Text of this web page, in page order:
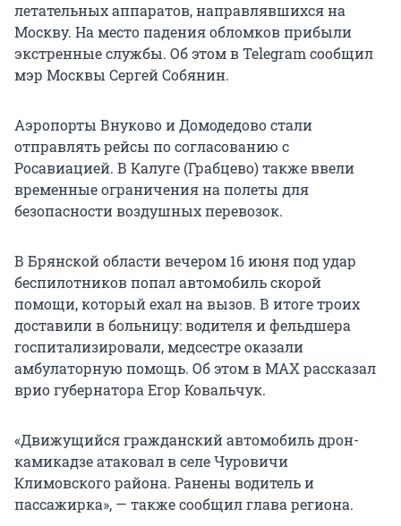
летательных аппаратов, направлявшихся на
Москву. На место падения обломков прибыли
экстренные службы. Об этом в Telegram сообщил
мэр Москвы Сергей Собянин.
Аэропорты Внуково и Домодедово стали
отправлять рейсы по согласованию с
Росавиацией. В Калуге (Грабцево) также ввели
временные ограничения на полеты для
безопасности воздушных перевозок.
В Брянской области вечером 16 июня под удар
беспилотников попал автомобиль скорой
помощи, который ехал на вызов. В итоге троих
доставили в больницу: водителя и фельдшера
госпитализировали, медсестре оказали
амбулаторную помощь. Об этом в MAX рассказал
врио губернатора Егор Ковальчук.
«Движущийся гражданский автомобиль дрон-
камикадзе атаковал в селе Чуровичи
Климовского района. Ранены водитель и
пассажирка», — также сообщил глава региона.